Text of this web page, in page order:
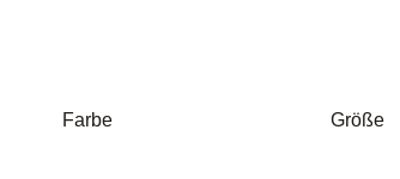
Farbe Größe